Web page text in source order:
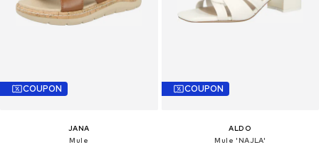
COUPON
JANA
Mule
COUPON
ALDO
Mule 'NAJLA'